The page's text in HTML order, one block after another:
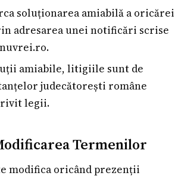
soluționarea amiabilă a oricărei
adresarea unei notificări scrise
.
amiabile, litigiile sunt de
judecătorești române
legii.
Termenilor
modifica oricând prezenții